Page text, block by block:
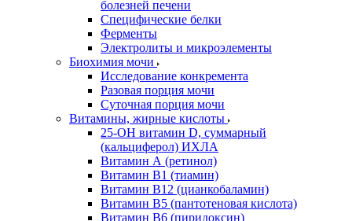
болезней печени
Специфические белки
Ферменты
Электролиты и микроэлементы
Биохимия мочи
Исследование конкремента
Разовая порция мочи
Суточная порция мочи
Витамины, жирные кислоты
25-OH витамин D, суммарный
(кальциферол) ИХЛА
Витамин А (ретинол)
Витамин В1 (тиамин)
Витамин В12 (цианкобаламин)
Витамин В5 (пантотеновая кислота)
Витамин В6 (пиридоксин)